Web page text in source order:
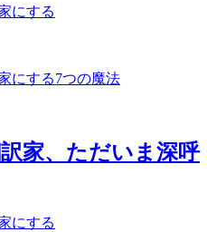
にする
にする7つの魔法
家、ただいま深呼
にする